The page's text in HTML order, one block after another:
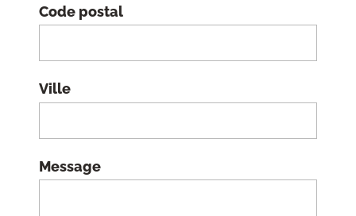
Code postal
Ville
Message